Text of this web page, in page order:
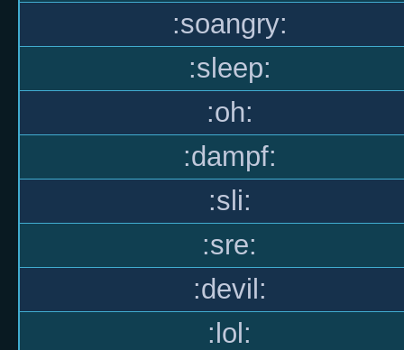
:soangry:
:sleep:
:oh:
:dampf:
:sli:
:sre:
:devil:
:lol: